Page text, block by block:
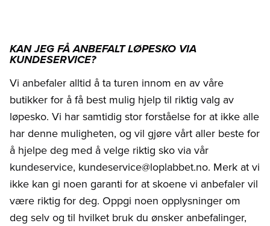
KAN JEG FÅ ANBEFALT LØPESKO VIA
KUNDESERVICE?
Vi anbefaler alltid å ta turen innom en av våre
butikker for å få best mulig hjelp til riktig valg av
løpesko. Vi har samtidig stor forståelse for at ikke alle
har denne muligheten, og vil gjøre vårt aller beste for
å hjelpe deg med å velge riktig sko via vår
kundeservice, kundeservice@loplabbet.no. Merk at vi
ikke kan gi noen garanti for at skoene vi anbefaler vil
være riktig for deg. Oppgi noen opplysninger om
deg selv og til hvilket bruk du ønsker anbefalinger,